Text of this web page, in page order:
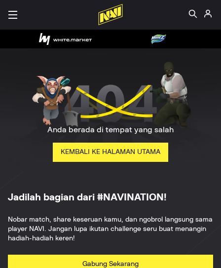
Anda berada di tempat yang salah
KEMBALI KE HALAMAN UTAMA
Jadilah bagian dari #NAVINATION!
Nobar match, share keseruan kamu, dan ngobrol langsung sama
player NAVI. Jangan lupa ikutan challenge seru buat menangin
hadiah-hadiah keren!
Gabung Sekarang